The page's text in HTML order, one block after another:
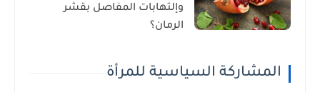
وإلتهابات المفاصل بقشر
الرمان؟
المشاركة السياسية للمرأة